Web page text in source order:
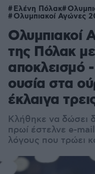
Ελένη Πόλακ
Ολυμπιακοί Αγώνες
Ολυμπιακοί
της Πόλακ
αποκλεισμό
ουσία στα
έκλαιγα
Κλήθηκε να δώσει
πρωί έστελνε e-
λόγους που τρώει